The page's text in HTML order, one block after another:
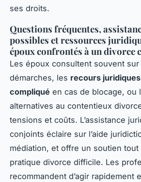
ses droits.
Questions fréquentes,
possibles et ressources
époux confrontés à un divorce
Les époux consultent souvent
démarches, les recours
compliqué en cas de blocage, ou
alternatives au contentieux
tensions et coûts. L’assistance
conjoints éclaire sur l’aide
médiation, et offre un soutien
pratique divorce difficile. Les
recommandent d’agir rapidement